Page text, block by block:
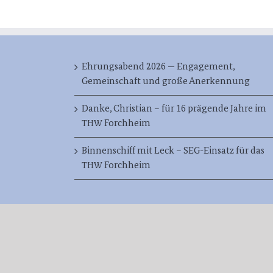
Ehrungsabend 2026 — Engagement,
Gemeinschaft und große Anerkennung
Danke, Christian – für 16 prägende Jahre im
THW Forchheim
Binnenschiff mit Leck – SEG-Einsatz für das
THW Forchheim